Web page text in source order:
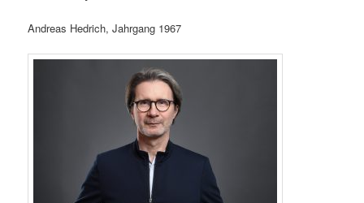
Andreas Hedrich, Jahrgang 1967